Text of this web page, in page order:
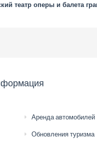
театр оперы и балета
Аренда автомобилей
Обновления туризма